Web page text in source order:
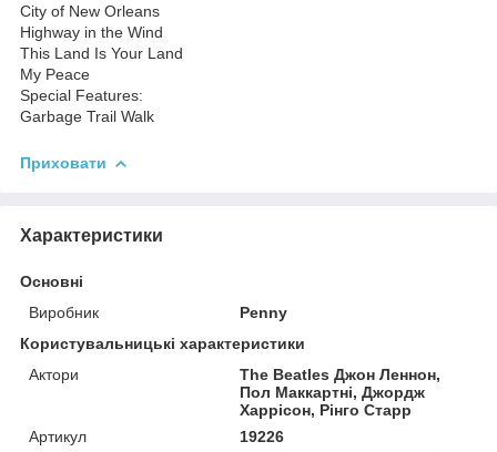
City of New Orleans
Highway in the Wind
This Land Is Your Land
My Peace
Special Features:
Garbage Trail Walk
Приховати
Характеристики
Основні
Виробник
Penny
Користувальницькі характеристики
Актори
The Beatles Джон Леннон,
Пол Маккартні, Джордж
Харрісон, Рінго Старр
Артикул
19226